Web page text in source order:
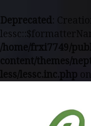
Deprecated:
/home/frxi7749/
content/themes/
less/lessc.inc.php